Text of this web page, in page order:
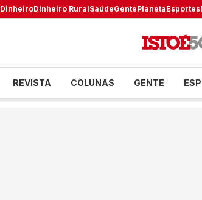
DinheiroDinheiro RuralSaúdeGentePlanetaEsportes
REVISTA COLUNAS GENTE